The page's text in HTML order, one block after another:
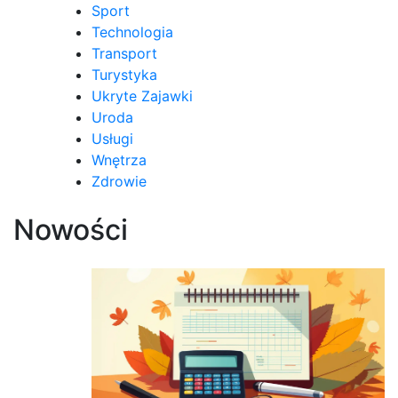
Sport
Technologia
Transport
Turystyka
Ukryte Zajawki
Uroda
Usługi
Wnętrza
Zdrowie
Nowości